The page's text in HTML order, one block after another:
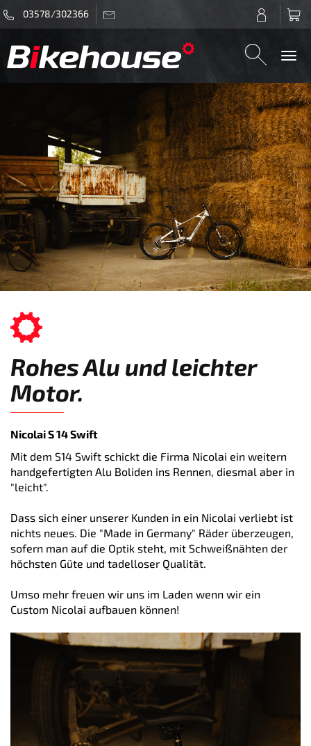
03578/302366
Rohes Alu und leichter
Motor.
Nicolai S 14 Swift
Mit dem S14 Swift schickt die Firma Nicolai ein weitern
handgefertigten Alu Boliden ins Rennen, diesmal aber in
"leicht".
Dass sich einer unserer Kunden in ein Nicolai verliebt ist
nichts neues. Die "Made in Germany" Räder überzeugen,
sofern man auf die Optik steht, mit Schweißnähten der
höchsten Güte und tadelloser Qualität.
Umso mehr freuen wir uns im Laden wenn wir ein
Custom Nicolai aufbauen können!